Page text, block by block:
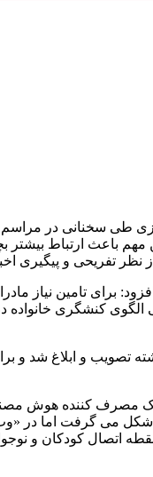
طی سخنانی در مراسم
باعث ارتباط بیشتر
برای تامین نیاز
کنشگری
تصویب و ابلاغ شد و
یک مصرف کننده هوش
شکل می گرفت اما در
اتصال کودکان و